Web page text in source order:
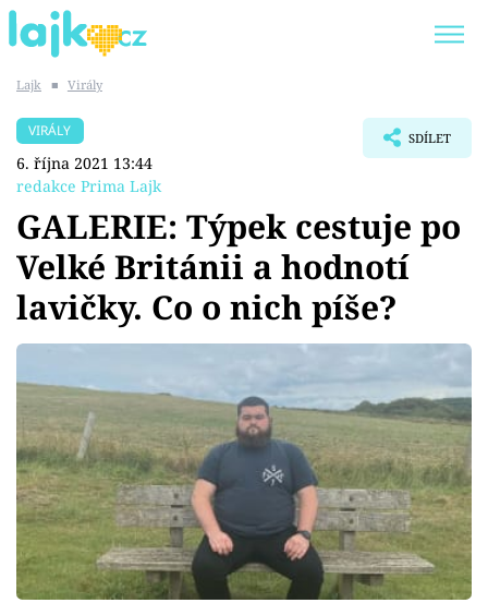
SHOPAHOLICADEL
Témata
Showbyznys
Youtubeři
Virály
Sex a vztahy
Videa
Sledujte prima+
Lajk ■ Virály
VIRÁLY
6. října 2021 13:44
redakce Prima Lajk
SDÍLET
GALERIE: Týpek cestuje po
Velké Británii a hodnotí
lavičky. Co o nich píše?